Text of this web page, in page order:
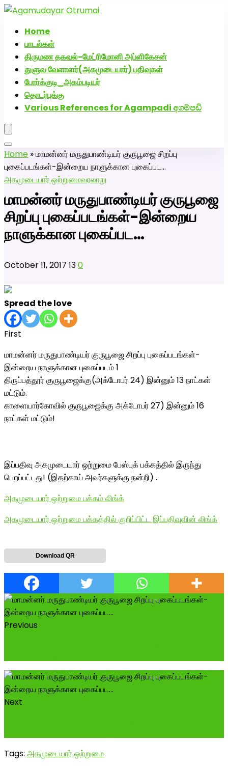
Home
பாடல்கள்
திருமண தகவல்-மேட்ரிமோனி அப்ளிகேசன்
துளுவ வேளாளர்(அகமுடையார்) பதிவுகள்
போர்க்குடி_அகம்படியர்
தொடர்புக்கு
Various References for Agampadi අගම්පඩි
Home »மாமன்னர் மருதுபாண்டியர் குருபூஜை சிறப்பு
புகைப்படங்கள்-இன்றைய நாளுக்கான புகைப்பட…
அகமுடையார் ஒற்றுமைவரலாறு
மாமன்னர் மருதுபாண்டியர் குருபூஜை
சிறப்பு புகைப்படங்கள்-இன்றைய
நாளுக்கான புகைப்பட…
October 11, 2017 130
Spread the love
First
மாமன்னர் மருதுபாண்டியர் குருபூஜை சிறப்பு புகைப்படங்கள்-
இன்றைய நாளுக்கான புகைப்படம் 1
திருப்பத்தூர் குருபூஜைக்கு(அக்டோபர் 24) இன்னும் 13 நாட்கள்
மட்டும்.
காளையார்கோவில் குருபூஜைக்கு அக்டோபர் 27) இன்னும் 16
நாட்கள் மட்டும்!
இப்பதிவு அகமுடையார் ஒற்றுமை பேஸ்புக் பக்கத்தில் இருந்து
பெறப்பட்டது! (இதற்காய் அவர்களுக்கு நன்றி) .
அகமுடையார் ஒற்றுமை பக்கம் லிங்க்
அகமுடையார் ஒற்றுமை பக்கத்தில் குறிப்பிட்ட இப்பதிவுவின் லிங்க்
Download QR
Previous
Next
Tags: அகமுடையார் ஒற்றுமை
அகமுடையார் திருமண வரன்களுக்கு அகமுடையார்மேட்ரி-